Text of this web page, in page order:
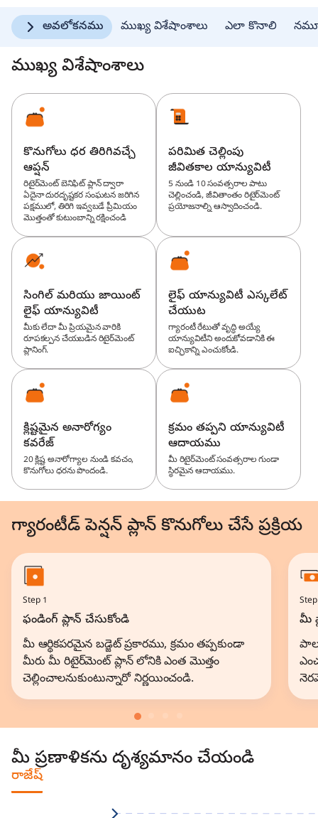
అవలోకనము ముఖ్య విశేషాంశాలు ఎలా కొనాలి
ముఖ్య విశేషాంశాలు
కొనుగోలు ధర తిరిగివచ్చే
ఆప్షన్
రిటైర్‌మెంట్ బెనిఫిట్ ప్లాన్ ద్వారా
ఏదైనా దురదృష్టకర సంఘటన జరిగిన
పక్షములో, తిరిగి ఇవ్వబడే ప్రీమియం
మొత్తంతో కుటుంబాన్ని రక్షించండి
పరిమిత చెల్లింపు
జీవితకాల యాన్యువిటీ
5 నుండి 10 సంవత్సరాల పాటు
చెల్లించండి, జీవితాంతం రిటైర్‌మెంట్
ప్రయోజనాల్ని ఆస్వాదించండి.
సింగిల్ మరియు జాయింట్
లైఫ్ యాన్యువిటీ
మీకు లేదా మీ ప్రియమైన వారికి
రూపకల్పన చేయబడిన రిటైర్‌మెంట్
ప్లానింగ్.
లైఫ్ యాన్యువిటీ ఎస్కలేట్
చేయుట
గ్యారంటీ రేటుతో వృద్ధి అయ్యే
యాన్యువిటీని అందుకోవడానికి ఈ
ఐచ్ఛికాన్ని ఎంచుకోండి.
క్లిష్టమైన అనారోగ్యం
కవరేజ్
20 క్లిష్ట అనారోగ్యాల నుండి కవచం,
కొనుగోలు ధరను పొందండి.
క్రమం తప్పని యాన్యువిటీ
ఆదాయము
మీ రిటైర్‌మెంట్ సంవత్సరాల గుండా
స్థిరమైన ఆదాయము.
గ్యారంటీడ్ పెన్షన్ ప్లాన్ కొనుగోలు చేసే ప్రక్రియ
Step 1
ఫండింగ్ ప్లాన్ చేసుకోండి
మీ ఆర్థికపరమైన బడ్జెట్ ప్రకారము, క్రమం తప్పకుండా
మీరు మీ రిటైర్‌మెంట్ ప్లాన్ లోనికి ఎంత మొత్తం
చెల్లించాలనుకుంటున్నారో నిర్ణయించండి.
మీ
మీ ప్రణాళికను దృశ్యమానం చేయండి
రాజేష్